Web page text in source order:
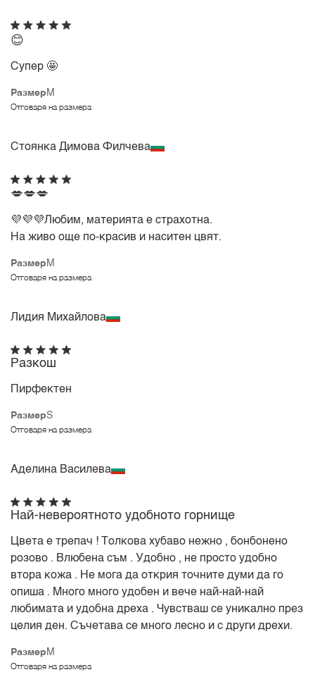
Размер M
Отговаря на размера
😊
Супер 🤩
Стоянка Димова Филчева
Размер M
Отговаря на размера
💋💋💋
💜💜💜Любим, материята е страхотна.
На живо още по-красив и наситен цвят.
Лидия Михайлова
РазмерS
Отговаря на размера
Разкош
Пирфектен
Аделина Василева
Размер M
Отговаря на размера
Най-невероятното удобното горнище
Цвета е трепач ! Толкова хубаво нежно , бонбонено
розово . Влюбена съм . Удобно , не просто удобно
втора кожа . Не мога да открия точните думи да го
опиша . Много много удобен и вече най-най-най
любимата и удобна дреха . Чувстваш се уникално през
целия ден. Съчетава се много лесно и с други дрехи.